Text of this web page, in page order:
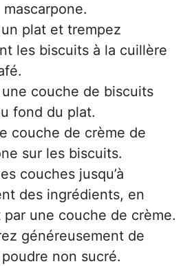
plat et trempez
les biscuits à la cuillère
couche de biscuits
fond du plat.
couche de crème de
sur les biscuits.
couches jusqu’à
des ingrédients, en
une couche de crème.
généreusement de
non sucré.